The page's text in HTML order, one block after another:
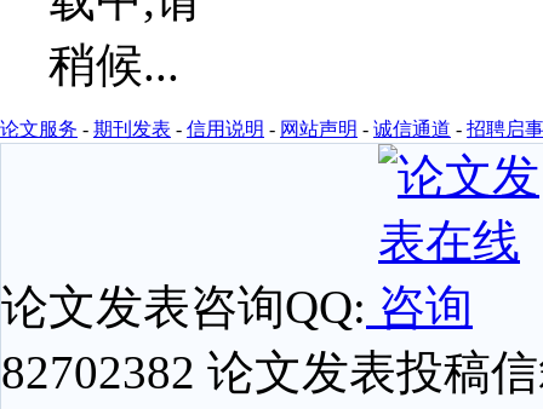
论文服务 - 期刊发表 - 信用说明 - 网站声明 - 诚信通道 - 招聘启事
论文发表咨询QQ:
82702382 论文发表投稿